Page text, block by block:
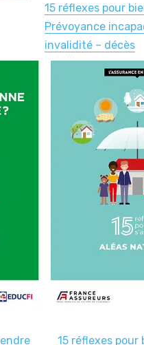
15 réflexes pour
Prévoyance
invalidité – décès
15 réflexes pour